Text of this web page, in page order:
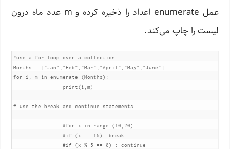
عمل enumerate اعداد را ذخیره کرده و m عدد ماه درون
لیست را چاپ می‌کند.
#use a for loop over a collection
Months = ["Jan","Feb","Mar","April","May","June"]
for i, m in enumerate (Months):
		print(i,m)
# use the break and continue statements
		#for x in range (10,20):
		#if (x == 15): break
		#if (x % 5 == 0) : continue